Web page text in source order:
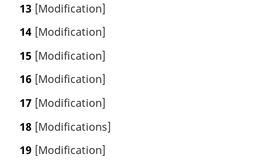
13 [Modification]
14 [Modification]
15 [Modification]
16 [Modification]
17 [Modification]
18 [Modifications]
19 [Modification]